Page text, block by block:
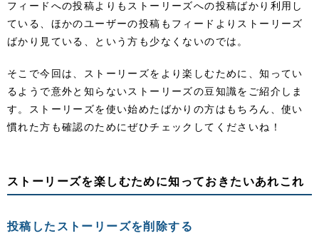
フィードへの投稿よりもストーリーズへの投稿ばかり利用し
ている、ほかのユーザーの投稿もフィードよりストーリーズ
ばかり見ている、という方も少なくないのでは。
そこで今回は、ストーリーズをより楽しむために、知ってい
るようで意外と知らないストーリーズの豆知識をご紹介しま
す。ストーリーズを使い始めたばかりの方はもちろん、使い
慣れた方も確認のためにぜひチェックしてくださいね！
ストーリーズを楽しむために知っておきたいあれこれ
投稿したストーリーズを削除する